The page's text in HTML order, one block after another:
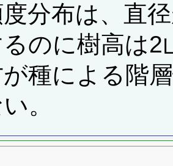
分布は、直
のに樹高は2
種による階
。